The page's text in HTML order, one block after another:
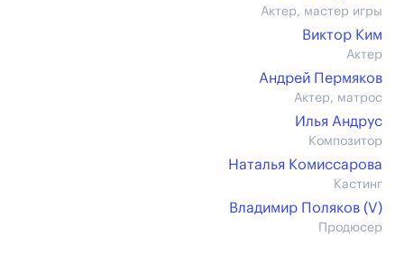
Актер, мастер игры
Виктор Ким
Актер
Андрей Пермяков
Актер, матрос
Илья Андрус
Композитор
Наталья Комиссарова
Кастинг
Владимир Поляков (V)
Продюсер